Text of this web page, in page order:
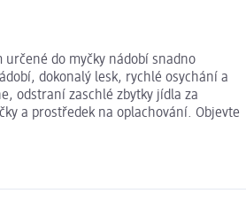
do myčky nádobí snadno
dokonalý lesk, rychlé osychání a
odstraní zaschlé zbytky jídla za
a prostředek na oplachování. Objevte